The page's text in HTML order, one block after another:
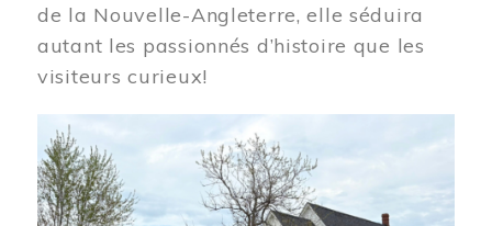
de la Nouvelle-Angleterre, elle séduira
autant les passionnés d’histoire que les
visiteurs curieux!
Image